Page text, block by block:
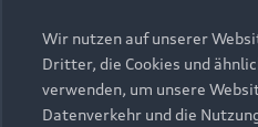
Alle Modelle
Modelle vergleichen
Kaufen & leasen
Neuwagensuche
Service & Zubehör
Wir nutzen auf unserer
Dritter, die Cookies und
verwenden, um unsere
Datenverkehr und die